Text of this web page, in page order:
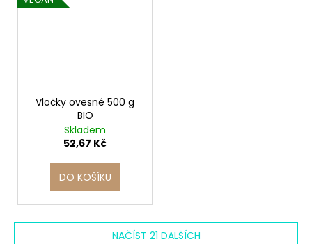
Vločky ovesné 500 g
BIO
Skladem
52,67 Kč
DO KOŠÍKU
NAČÍST 21 DALŠÍCH